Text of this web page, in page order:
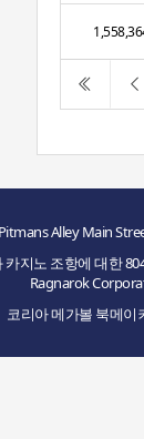
Alley Main
지노 조항에 대한
Ragnarok
코리아 메가볼 북메이